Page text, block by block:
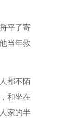
平了寄
当年救
都不陌
和坐在
家的半